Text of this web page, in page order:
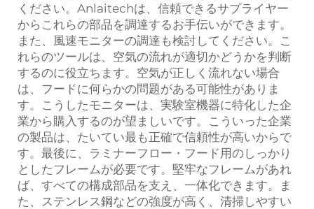
ください。Anlaitechは、信頼できるサプライヤー
からこれらの部品を調達するお手伝いができます。
また、風速モニターの調達も検討してください。こ
れらのツールは、空気の流れが適切かどうかを判断
するのに役立ちます。空気が正しく流れない場合
は、フードに何らかの問題がある可能性がありま
す。こうしたモニターは、実験室機器に特化した企
業から購入するのが望ましいです。こういった企業
の製品は、たいてい最も正確で信頼性が高いからで
す。最後に、ラミナーフロー・フード用のしっかり
としたフレームが必要です。堅牢なフレームがあれ
ば、すべての構成部品を支え、一体化できます。ま
た、ステンレス鋼などの強度が高く、清掃しやすい